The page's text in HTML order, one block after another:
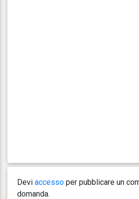
Devi accesso per pubblicare un
domanda.